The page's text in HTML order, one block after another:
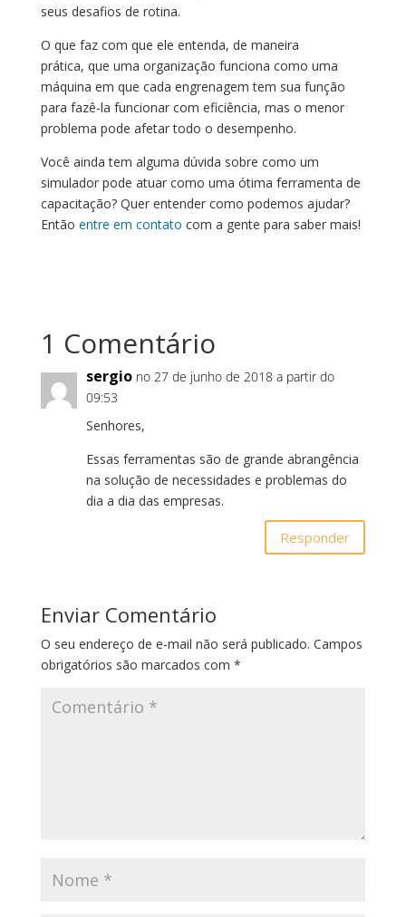
seus desafios de rotina.
O que faz com que ele entenda, de maneira
prática, que uma organização funciona como uma
máquina em que cada engrenagem tem sua função
para fazê-la funcionar com eficiência, mas o menor
problema pode afetar todo o desempenho.
Você ainda tem alguma dúvida sobre como um
simulador pode atuar como uma ótima ferramenta de
capacitação? Quer entender como podemos ajudar?
Então entre em contato com a gente para saber mais!
1 Comentário
sergio no 27 de junho de 2018 a partir do
09:53
Senhores,
Essas ferramentas são de grande abrangência
na solução de necessidades e problemas do
dia a dia das empresas.
Responder
Enviar Comentário
O seu endereço de e-mail não será publicado. Campos
obrigatórios são marcados com *